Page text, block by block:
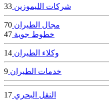
شركات الليموزين 33
مجال الطيران 70
خطوط جوية 47
وكلاء الطيران 14
خدمات الطيران 9
النقل البحري 17